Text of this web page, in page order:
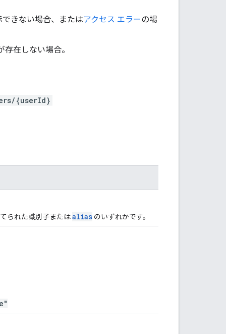
きない場合、またはアクセス エラーの場
在しない場合。
{userId}
られた識別子またはalias のいずれかです。